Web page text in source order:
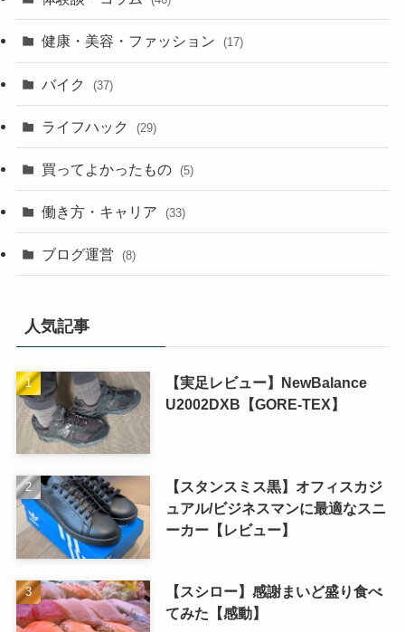
健康・美容・ファッション (17)
バイク (37)
ライフハック (29)
買ってよかったもの (5)
働き方・キャリア (33)
ブログ運営 (8)
人気記事
【実足レビュー】NewBalance
U2002DXB【GORE-TEX】
【スタンスミス黒】オフィスカジ
ュアル/ビジネスマンに最適なスニ
ーカー【レビュー】
【スシロー】感謝まいど盛り食べ
てみた【感動】